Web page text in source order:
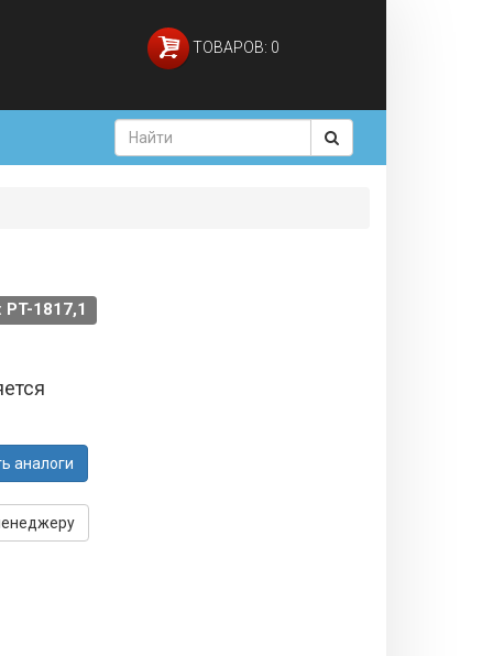
ТОВАРОВ: 0
PT-1817,1
аналоги